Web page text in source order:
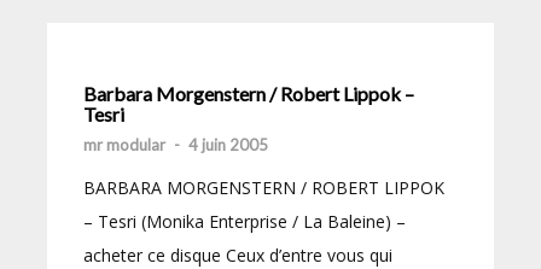
Barbara Morgenstern / Robert Lippok –
Tesri
mr modular - 4 juin 2005
BARBARA MORGENSTERN / ROBERT LIPPOK
– Tesri (Monika Enterprise / La Baleine) –
acheter ce disque Ceux d’entre vous qui